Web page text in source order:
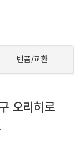
반품/교환
오리히로